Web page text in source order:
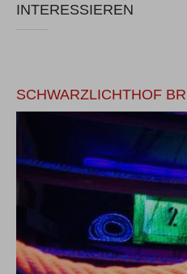
INTERESSIEREN
SCHWARZLICHTHOF